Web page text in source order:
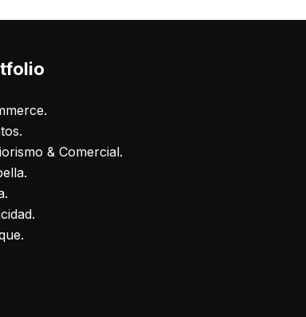
& Comercial.